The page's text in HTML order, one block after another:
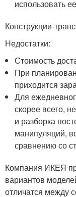
использовать
Конструкции-
Недостатки:
Стоимость
При
приходится
Для
скорее всего,
и разборка
манипуляций,
сравнению со
Компания ИКЕЯ
вариантов
отличатся между